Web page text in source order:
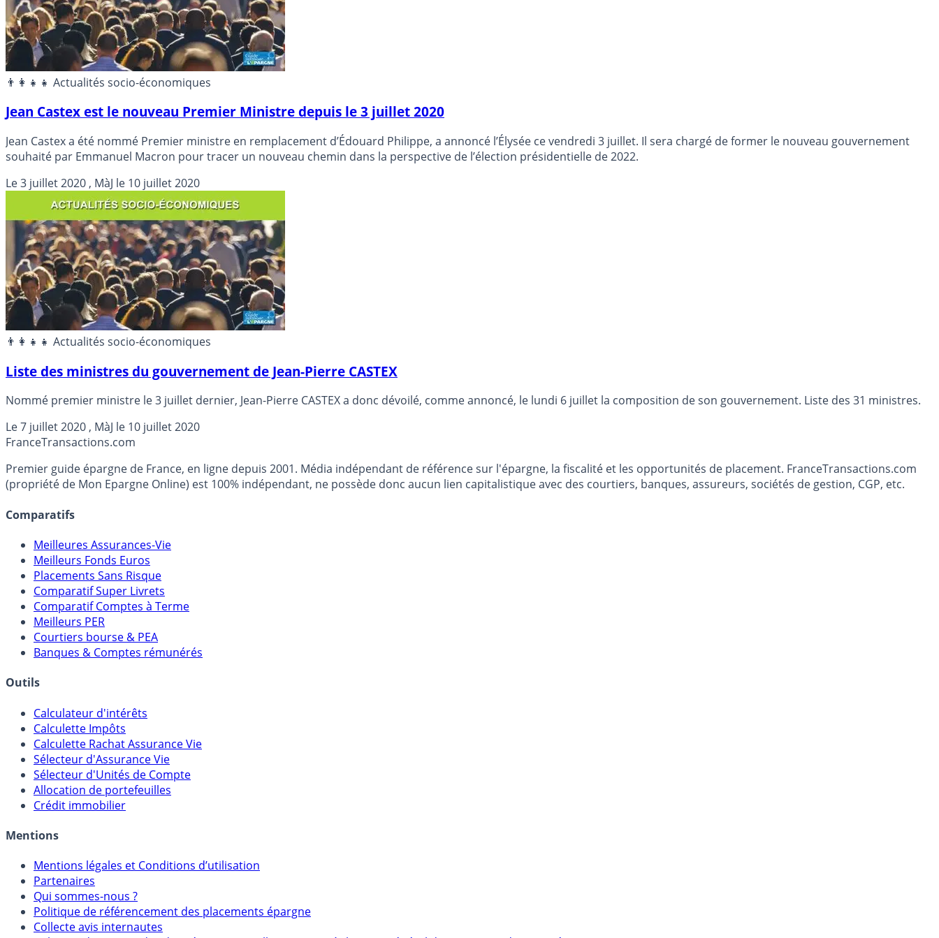
👨‍👩‍👧‍👧 Actualités socio-économiques
Jean Castex est le nouveau Premier Ministre depuis le 3 juillet 2020
Jean Castex a été nommé Premier ministre en remplacement d’Édouard Philippe, a annoncé l’Élysée ce vendredi 3 juillet. Il sera chargé de former le nouveau gouvernement
souhaité par Emmanuel Macron pour tracer un nouveau chemin dans la perspective de l’élection présidentielle de 2022.
Le3 juillet 2020 , MàJ le 10 juillet 2020
👨‍👩‍👧‍👧 Actualités socio-économiques
Liste des ministres du gouvernement de Jean-Pierre CASTEX
Nommé premier ministre le 3 juillet dernier, Jean-Pierre CASTEX a donc dévoilé, comme annoncé, le lundi 6 juillet la composition de son gouvernement. Liste des 31 ministres.
Le7 juillet 2020, MàJ le 10 juillet 2020
FranceTransactions.com
Premier guide épargne de France, en ligne depuis 2001. Média indépendant de référence sur l'épargne, la fiscalité et les opportunités de placement. FranceTransactions.com
(propriété de Mon Epargne Online) est 100% indépendant, ne possède donc aucun lien capitalistique avec des courtiers, banques, assureurs, sociétés de gestion, CGP, etc.
Comparatifs
Meilleures Assurances-Vie
Meilleurs Fonds Euros
Placements Sans Risque
Comparatif Super Livrets
Comparatif Comptes à Terme
Meilleurs PER
Courtiers bourse & PEA
Banques & Comptes rémunérés
Outils
Calculateur d'intérêts
Calculette Impôts
Calculette Rachat Assurance Vie
Sélecteur d'Assurance Vie
Sélecteur d'Unités de Compte
Allocation de portefeuilles
Crédit immobilier
Mentions
Mentions légales et Conditions d’utilisation
Partenaires
Qui sommes-nous ?
Politique de référencement des placements épargne
Collecte avis internautes